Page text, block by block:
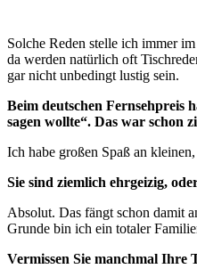
Solche Reden stelle ich immer
da werden natürlich oft
gar nicht unbedingt lustig sein.
Beim deutschen Fernsehpreis
sagen wollte“. Das war schon
Ich habe großen Spaß an
Sie sind ziemlich ehrgeizig,
Absolut. Das fängt schon damit
Grunde bin ich ein totaler
Vermissen Sie manchmal Ihre